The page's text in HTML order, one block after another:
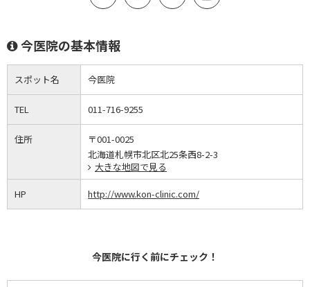
今医院の基本情報
スポット名 今医院
TEL 011-716-9255
住所
〒001-0025
北海道札幌市北区北25条西8-2-3
大きな地図で見る
HP http://www.kon-clinic.com/
今医院に行く前にチェック！